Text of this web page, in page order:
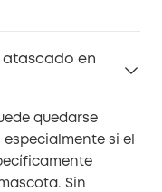
atascado en
quedarse
si el
Sin